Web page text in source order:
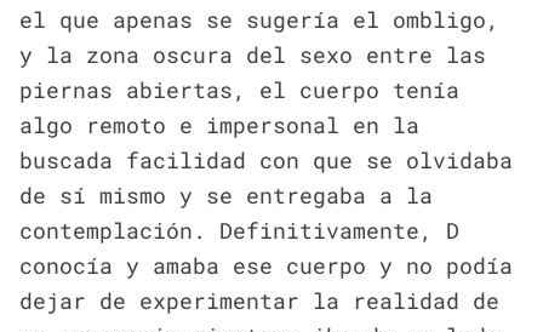
el que apenas se sugería el ombligo,
y la zona oscura del sexo entre las
piernas abiertas, el cuerpo tenía
algo remoto e impersonal en la
buscada facilidad con que se olvidaba
de sí mismo y se entregaba a la
contemplación. Definitivamente, D
conocía y amaba ese cuerpo y no podía
dejar de experimentar la realidad de